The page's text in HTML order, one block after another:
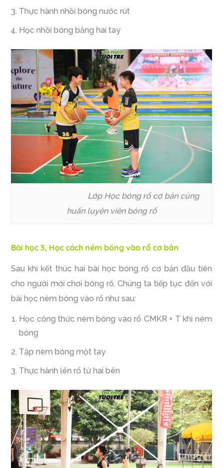
Thực hành nhồi bóng nước rút
Học nhồi bóng bằng hai tay
Lớp Học bóng rổ cơ bản cùng
huấn luyện viên bóng rổ
Bài học 3, Học cách ném bóng vào rổ cơ bản
Sau khi kết thúc hai bài học bóng rổ cơ bản đầu tiên
cho người mới chơi bóng rổ. Chúng ta tiếp tục đến với
bài học ném bóng vào rổ như sau:
Học công thức ném bóng vào rổ CMKR + T khi ném
bóng
Tập ném bóng một tay
Thực hành lên rổ từ hai bên